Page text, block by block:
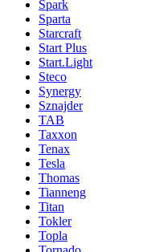
Spark
Sparta
Starcraft
Start Plus
Start.Light
Steco
Synergy
Sznajder
TAB
Taxxon
Tenax
Tesla
Thomas
Tianneng
Titan
Tokler
Topla